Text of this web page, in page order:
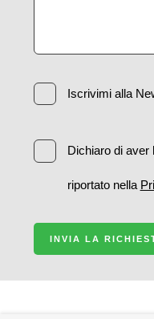
Iscrivimi alla
Dichiaro di aver
riportato nella
INVIA LA